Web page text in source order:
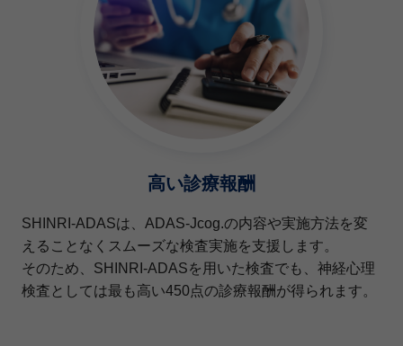
高い診療報酬
SHINRI-ADASは、ADAS-Jcog.の内容や実施方法を変
えることなくスムーズな検査実施を支援します。
そのため、SHINRI-ADASを用いた検査でも、神経心理
検査としては最も高い450点の診療報酬が得られます。